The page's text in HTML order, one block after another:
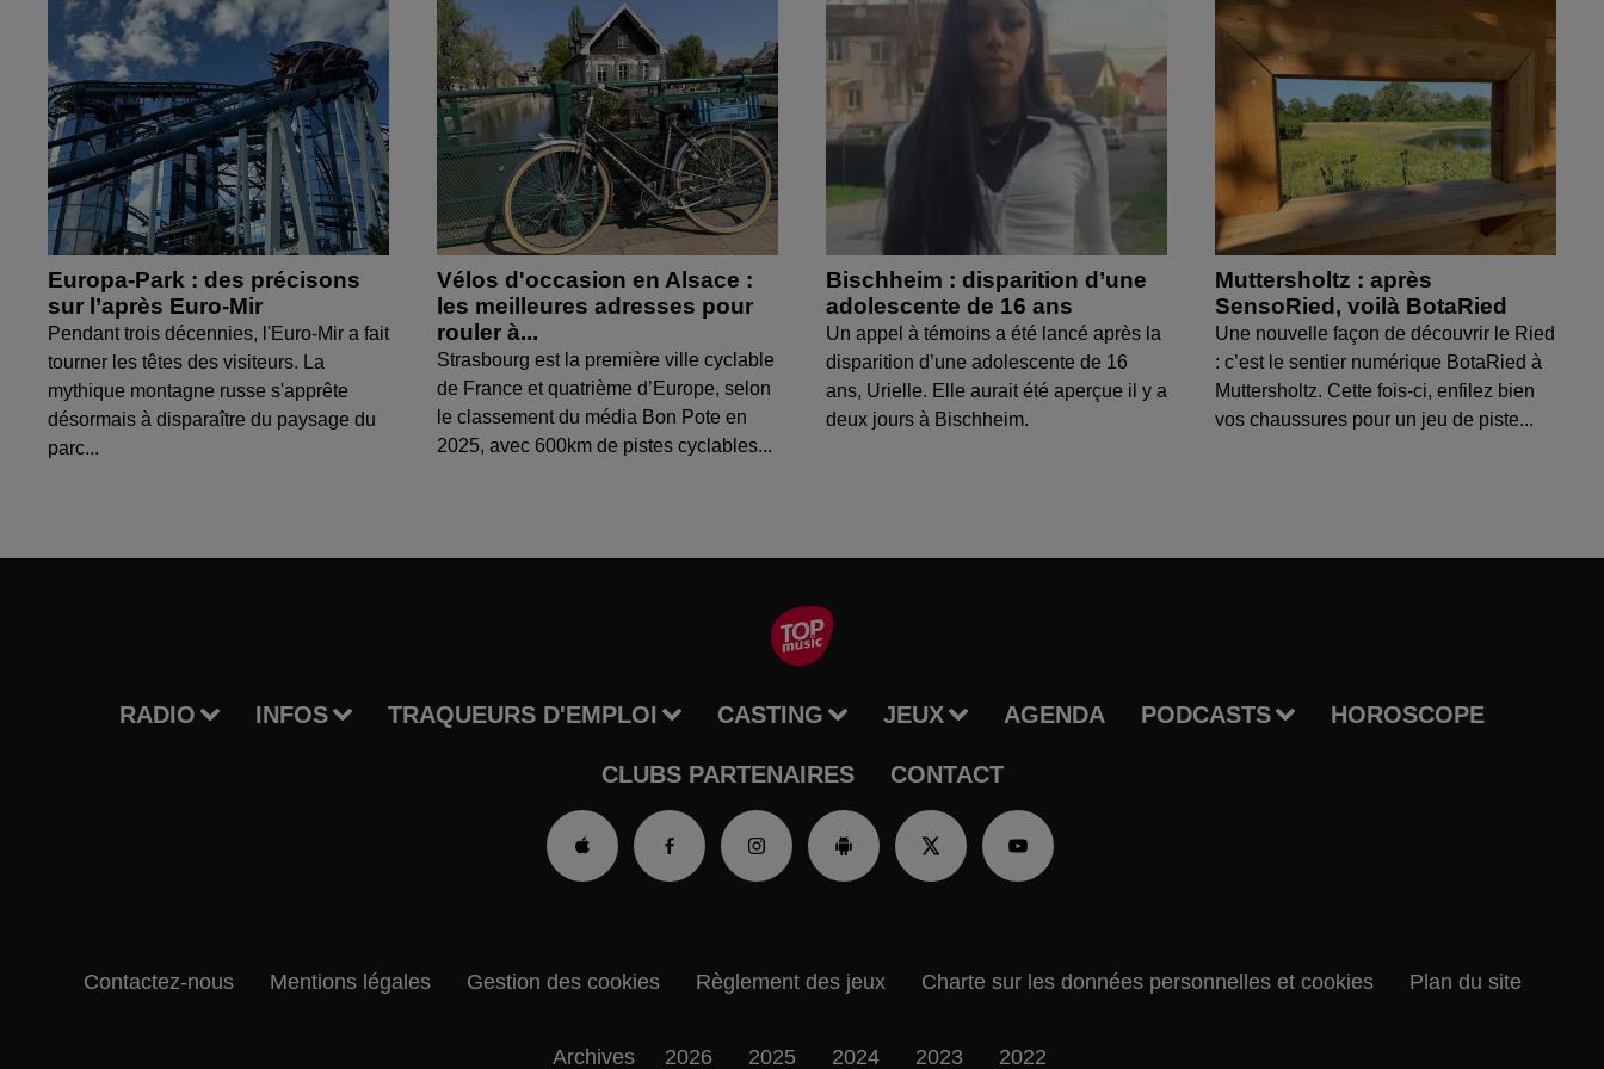
Europa-Park : des précisons
sur l’après Euro-Mir
Pendant trois décennies, l'Euro-Mir a fait
tourner les têtes des visiteurs. La
mythique montagne russe s'apprête
désormais à disparaître du paysage du
parc...
Vélos d'occasion en Alsace :
les meilleures adresses pour
rouler à...
Strasbourg est la première ville cyclable
de France et quatrième d’Europe, selon
le classement du média Bon Pote en
2025, avec 600km de pistes cyclables...
Bischheim : disparition d’une
adolescente de 16 ans
Un appel à témoins a été lancé après la
disparition d’une adolescente de 16
ans, Urielle. Elle aurait été aperçue il y a
deux jours à Bischheim.
Muttersholtz : après
SensoRied, voilà BotaRied
Une nouvelle façon de découvrir le Ried
: c’est le sentier numérique BotaRied à
Muttersholtz. Cette fois-ci, enfilez bien
vos chaussures pour un jeu de piste...
RADIO INFOS TRAQUEURS D'EMPLOI CASTING JEUX AGENDA PODCASTS HOROSCOPE
CLUBS PARTENAIRES CONTACT
Contactez-nous Mentions légales Gestion des cookies Règlement des jeux Charte sur les données personnelles et cookies Plan du site
Archives 2026 2025 2024 2023 2022